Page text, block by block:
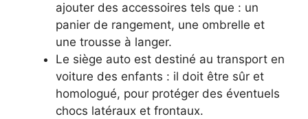
ajouter des accessoires tels que : un
panier de rangement, une ombrelle et
une trousse à langer.
Le siège auto est destiné au transport en
voiture des enfants : il doit être sûr et
homologué, pour protéger des éventuels
chocs latéraux et frontaux.